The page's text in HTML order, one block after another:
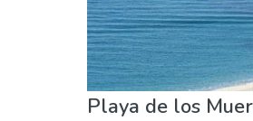
Playa de los